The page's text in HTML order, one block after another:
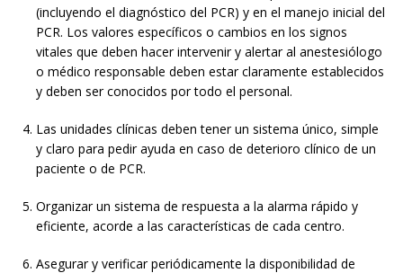
(incluyendo el diagnóstico del PCR) y en el manejo inicial del
PCR. Los valores específicos o cambios en los signos
vitales que deben hacer intervenir y alertar al anestesiólogo
o médico responsable deben estar claramente establecidos
y deben ser conocidos por todo el personal.
Las unidades clínicas deben tener un sistema único, simple
y claro para pedir ayuda en caso de deterioro clínico de un
paciente o de PCR.
Organizar un sistema de respuesta a la alarma rápido y
eficiente, acorde a las características de cada centro.
Asegurar y verificar periódicamente la disponibilidad de